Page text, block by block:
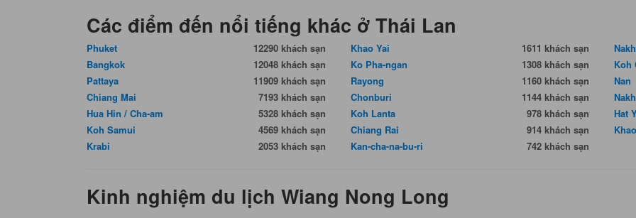
Các điểm đến nổi tiếng khác ở Thái Lan
Phuket
12290 khách sạn
Bangkok
12048 khách sạn
Pattaya
11909 khách sạn
Chiang Mai
7193 khách sạn
Hua Hin / Cha-am
5328 khách sạn
Koh Samui
4569 khách sạn
Krabi
2053 khách sạn
Khao Yai
1611 khách sạn
Ko Pha-ngan
1308 khách sạn
Rayong
1160 khách sạn
Chonburi
1144 khách sạn
Koh Lanta
978 khách sạn
Chiang Rai
914 khách sạn
Kan-cha-na-bu-ri
742 khách sạn
Koh
Nan
Hat
Kinh nghiệm du lịch Wiang Nong Long